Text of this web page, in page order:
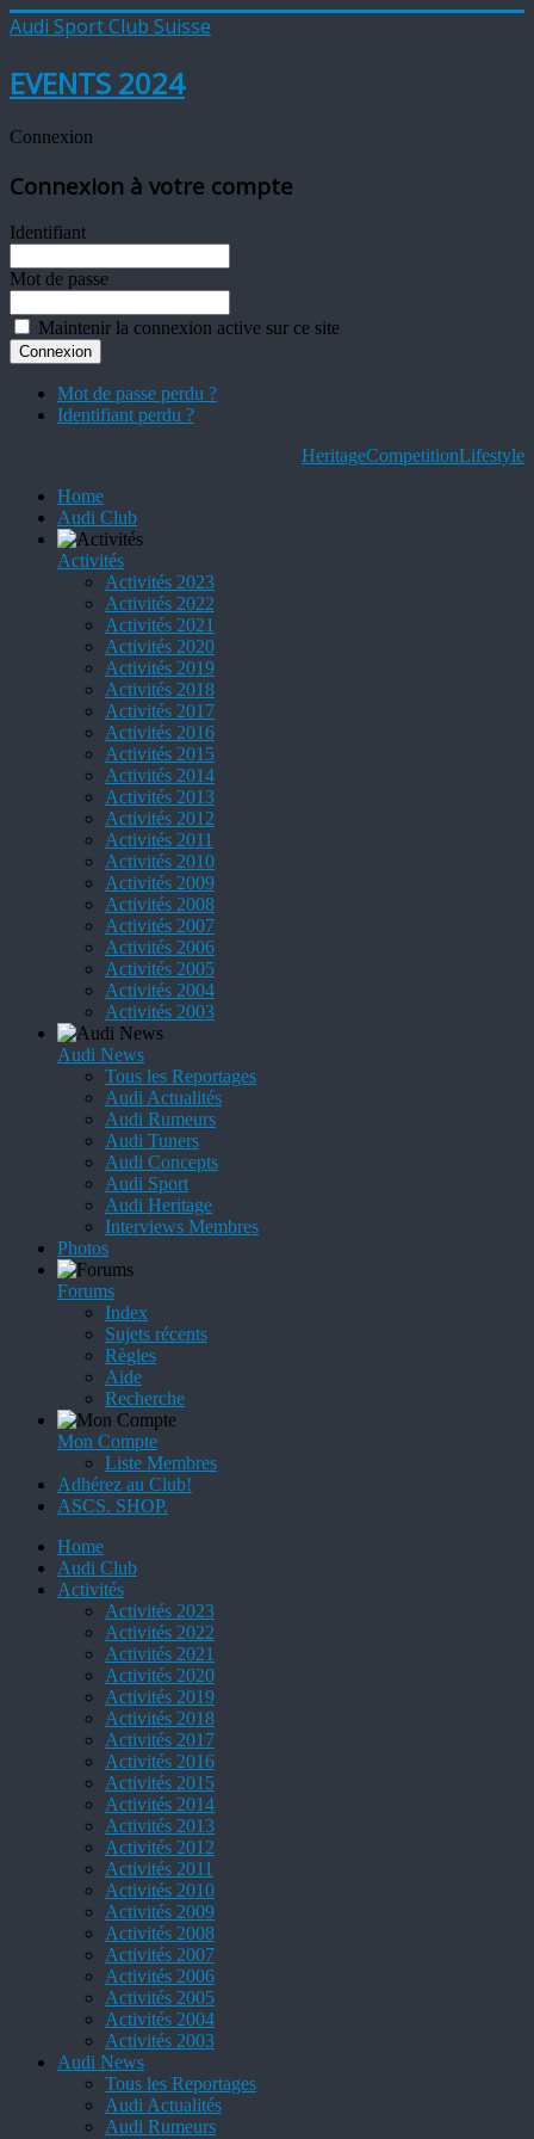
Audi Sport Club Suisse
EVENTS 2024
Connexion
Connexion à votre compte
Identifiant
Mot de passe
Maintenir la connexion active sur ce site
Mot de passe perdu ?
Identifiant perdu ?
HeritageCompetitionLifestyle
Home
Audi Club
Activités
Activités 2023
Activités 2022
Activités 2021
Activités 2020
Activités 2019
Activités 2018
Activités 2017
Activités 2016
Activités 2015
Activités 2014
Activités 2013
Activités 2012
Activités 2011
Activités 2010
Activités 2009
Activités 2008
Activités 2007
Activités 2006
Activités 2005
Activités 2004
Activités 2003
Audi News
Tous les Reportages
Audi Actualités
Audi Rumeurs
Audi Tuners
Audi Concepts
Audi Sport
Audi Heritage
Interviews Membres
Photos
Forums
Index
Sujets récents
Règles
Aide
Recherche
Mon Compte
Liste Membres
Adhérez au Club!
ASCS. SHOP.
Home
Audi Club
Activités
Activités 2023
Activités 2022
Activités 2021
Activités 2020
Activités 2019
Activités 2018
Activités 2017
Activités 2016
Activités 2015
Activités 2014
Activités 2013
Activités 2012
Activités 2011
Activités 2010
Activités 2009
Activités 2008
Activités 2007
Activités 2006
Activités 2005
Activités 2004
Activités 2003
Audi News
Tous les Reportages
Audi Actualités
Audi Rumeurs